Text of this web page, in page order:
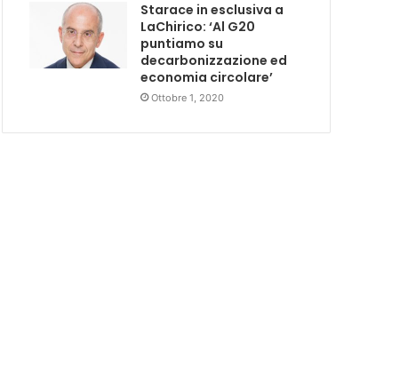
Starace in esclusiva a
LaChirico: ‘Al G20
puntiamo su
decarbonizzazione ed
economia circolare’
Ottobre 1, 2020